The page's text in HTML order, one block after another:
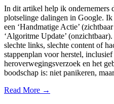
In dit artikel help ik ondernemers
plotselinge dalingen in Google.
een ‘Handmatige Actie’
‘Algoritme Update’
slechte links, slechte content of
stappenplan voor herstel,
heroverwegingsverzoek en het
boodschap is: niet panikeren,
Read More →